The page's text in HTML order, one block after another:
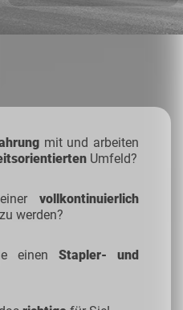
mit und arbeiten
Umfeld?
vollkontinuierlich
werden?
einen Stapler- und